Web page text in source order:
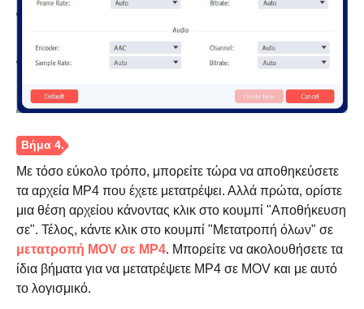
Με τόσο εύκολο τρόπο, μπορείτε τώρα να αποθηκεύσετε
τα αρχεία MP4 που έχετε μετατρέψει. Αλλά πρώτα, ορίστε
μια θέση αρχείου κάνοντας κλικ στο κουμπί "Αποθήκευση
σε". Τέλος, κάντε κλικ στο κουμπί "Μετατροπή όλων" σε
μετατροπή MOV σε MP4. Μπορείτε να ακολουθήσετε τα
ίδια βήματα για να μετατρέψετε MP4 σε MOV και με αυτό
το λογισμικό.